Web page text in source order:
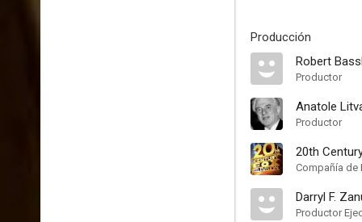
Producción
Robert
Productor
Anatole
Productor
20th
Compañía de
Darryl F.
Productor